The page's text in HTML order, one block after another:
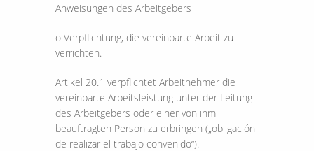
Anweisungen des Arbeitgebers
o Verpflichtung, die vereinbarte Arbeit zu
verrichten.
Artikel 20.1 verpflichtet Arbeitnehmer die
vereinbarte Arbeitsleistung unter der Leitung
des Arbeitgebers oder einer von ihm
beauftragten Person zu erbringen („obligación
de realizar el trabajo convenido“).